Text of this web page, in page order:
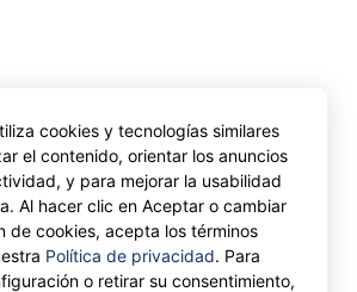
Limited. GetTransport®
International Limited.
cookies y tecnologías similares
el contenido, orientar los anuncios
y para mejorar la usabilidad
Al hacer clic en Aceptar o cambiar
de cookies, acepta los términos
Política de privacidad. Para
o retirar su consentimiento,